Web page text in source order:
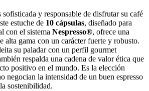
y responsable de disfrutar su café
estuche de 10 cápsulas, diseñado para
con el sistema Nespresso®, ofrece una
alta gama con un carácter fuerte y robusto.
su paladar con un perfil gourmet
respalda una cadena de valor ética que
positivo en el mundo. Es la elección
negocian la intensidad de un buen espresso
sostenibilidad.